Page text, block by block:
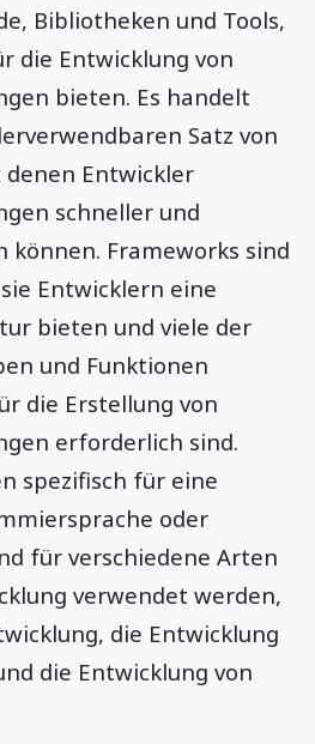
Bibliotheken und Tools,
die Entwicklung von
bieten. Es handelt
Satz von
Entwickler
schneller und
Frameworks sind
Entwicklern eine
bieten und viele der
und Funktionen
die Erstellung von
erforderlich sind.
spezifisch für eine
oder
für verschiedene Arten
verwendet werden,
die Entwicklung
die Entwicklung von